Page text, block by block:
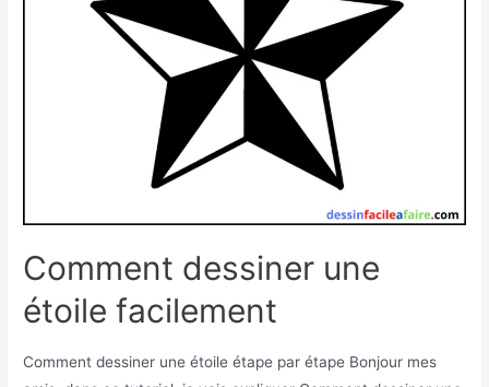
Comment dessiner une
étoile facilement
Comment dessiner une étoile étape par étape Bonjour mes